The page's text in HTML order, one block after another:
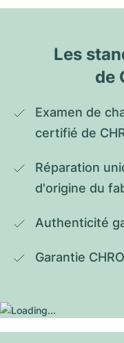
Les
de
Examen de
certifié de
Réparation
d'origine du
Authenticité
Garantie